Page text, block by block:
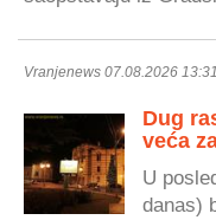
Vranjenews 07.08.2026 13:31
Dug
veća
U
danas)